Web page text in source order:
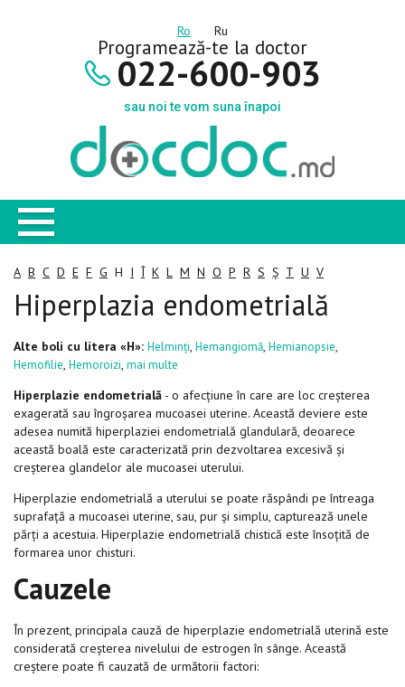
Ro Ru
Programează-te la doctor
022-600-903
sau noi te vom suna înapoi
A B C D E F G H I Î K L M N O P R S Ș T U V
Hiperplazia endometrială
Alte boli cu litera «H»: Helminți, Hemangiomă, Hemianopsie,
Hemofilie, Hemoroizi, mai multe
Hiperplazie endometrială - o afecțiune în care are loc creșterea
exagerată sau îngroșarea mucoasei uterine. Această deviere este
adesea numită hiperplaziei endometrială glandulară, deoarece
această boală este caracterizată prin dezvoltarea excesivă și
creșterea glandelor ale mucoasei uterului.
Hiperplazie endometrială a uterului se poate răspândi pe întreaga
suprafață a mucoasei uterine, sau, pur și simplu, capturează unele
părți a acestuia. Hiperplazie endometrială chistică este însoțită de
formarea unor chisturi.
Cauzele
În prezent, principala cauză de hiperplazie endometrială uterină este
considerată creșterea nivelului de estrogen în sânge. Această
creștere poate fi cauzată de următorii factori: